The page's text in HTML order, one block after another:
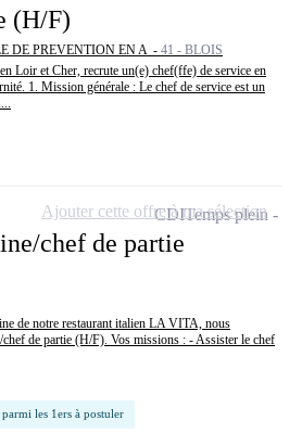
(H/F)
DE PREVENTION EN A - 41 - BLOIS
Loir et Cher, recrute un(e) chef(ffe) de service en
1. Mission générale : Le chef de service est un
chef de partie
de notre restaurant italien LA VITA, nous
de partie (H/F). Vos missions : - Assister le chef
parmi les 1ers à postuler
CDITemps plein
Ajouter cette offre à ma sélection